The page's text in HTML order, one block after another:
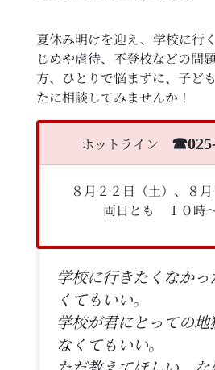
夏休み明けを迎え、学校に行
じめや虐待、不登校などの問
方、ひとりで悩まずに、子ど
たに相談してみませんか！
ホットライン
８月２２日（土）、８月
両日とも １０時
学校に行きたくなか
くてもいい。
学校が君にとっての
なくてもいい。